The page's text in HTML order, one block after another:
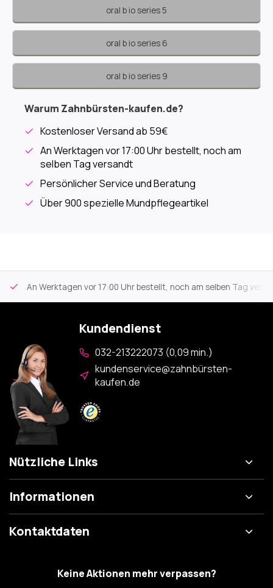
oral b io series 5
oral b io series 6
oral b io series 9
Warum Zahnbürsten-kaufen.de?
Kostenloser Versandab 59€
An Werktagen vor 17:00 Uhr bestellt, noch am
selben Tag versandt
Persönlicher Service und Beratung
Über 900 spezielle Mundpflegeartikel
An Werktagen vor 17:00 Uhr bestellt, noch am selben Tag
Kundendienst
032-213222073 (0,09 min.)
kundenservice@zahnbürsten-
kaufen.de
Nützliche Links
Informationen
Kontaktdaten
Keine Aktionen mehr verpassen?